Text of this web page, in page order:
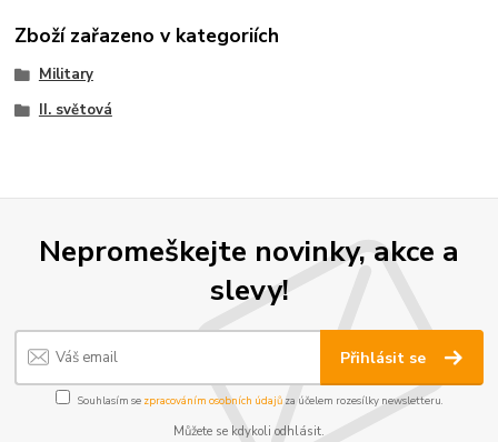
Zboží zařazeno v kategoriích
Military
II. světová
Nepromeškejte novinky, akce a
slevy!
Přihlásit se
Souhlasím se zpracováním osobních údajůza účelem rozesílky newsletteru.
Můžete se kdykoli odhlásit.